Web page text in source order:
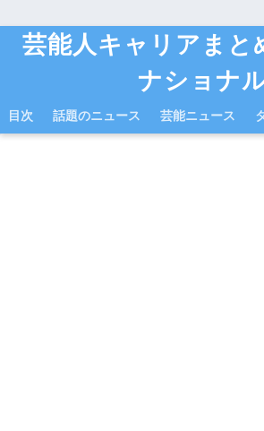
芸能人キャリアまと
ナショナ
目次 話題のニュース 芸能ニュース